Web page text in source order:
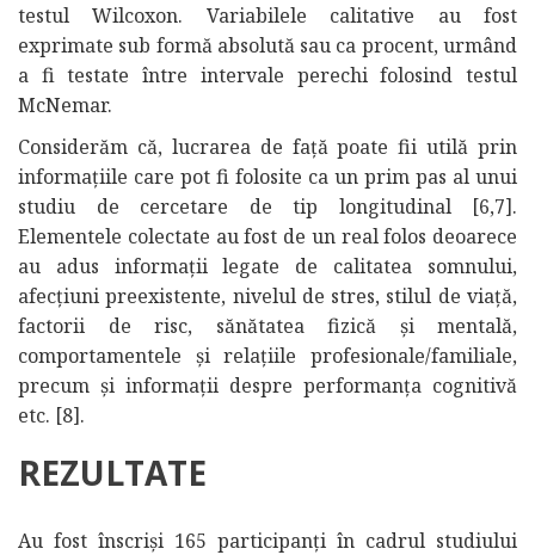
testul Wilcoxon. Variabilele calitative au fost
exprimate sub formă absolută sau ca procent, urmând
a fi testate între intervale perechi folosind testul
McNemar.
Considerăm că, lucrarea de față poate fii utilă prin
informațiile care pot fi folosite ca un prim pas al unui
studiu de cercetare de tip longitudinal [6,7].
Elementele colectate au fost de un real folos deoarece
au adus informații legate de calitatea somnului,
afecțiuni preexistente, nivelul de stres, stilul de viață,
factorii de risc, sănătatea fizică și mentală,
comportamentele și relațiile profesionale/familiale,
precum și informații despre performanța cognitivă
etc. [8].
REZULTATE
Au fost înscriși 165 participanți în cadrul studiului